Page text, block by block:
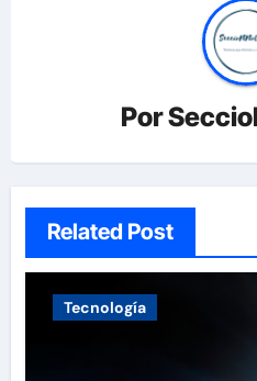
Por
Related Post
Tecnología